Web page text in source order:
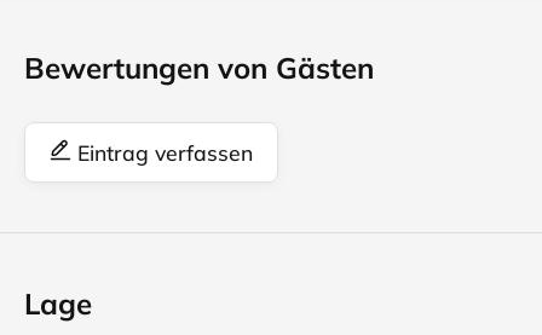
Bewertungen von Gästen
Eintrag verfassen
Lage